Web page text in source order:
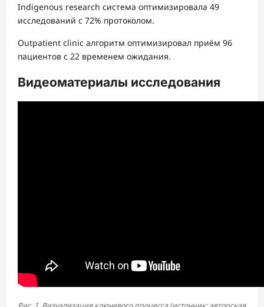
Indigenous research система оптимизировала 49
исследований с 72% протоколом.
Outpatient clinic алгоритм оптимизировал приём 96
пациентов с 22 временем ожидания.
Видеоматериалы исследования